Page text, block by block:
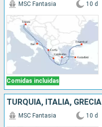
Comidas incluidas
MSC Fantasia 10 d
TURQUÍA, ITALIA, GRECIA
MSC Fantasia 10 d